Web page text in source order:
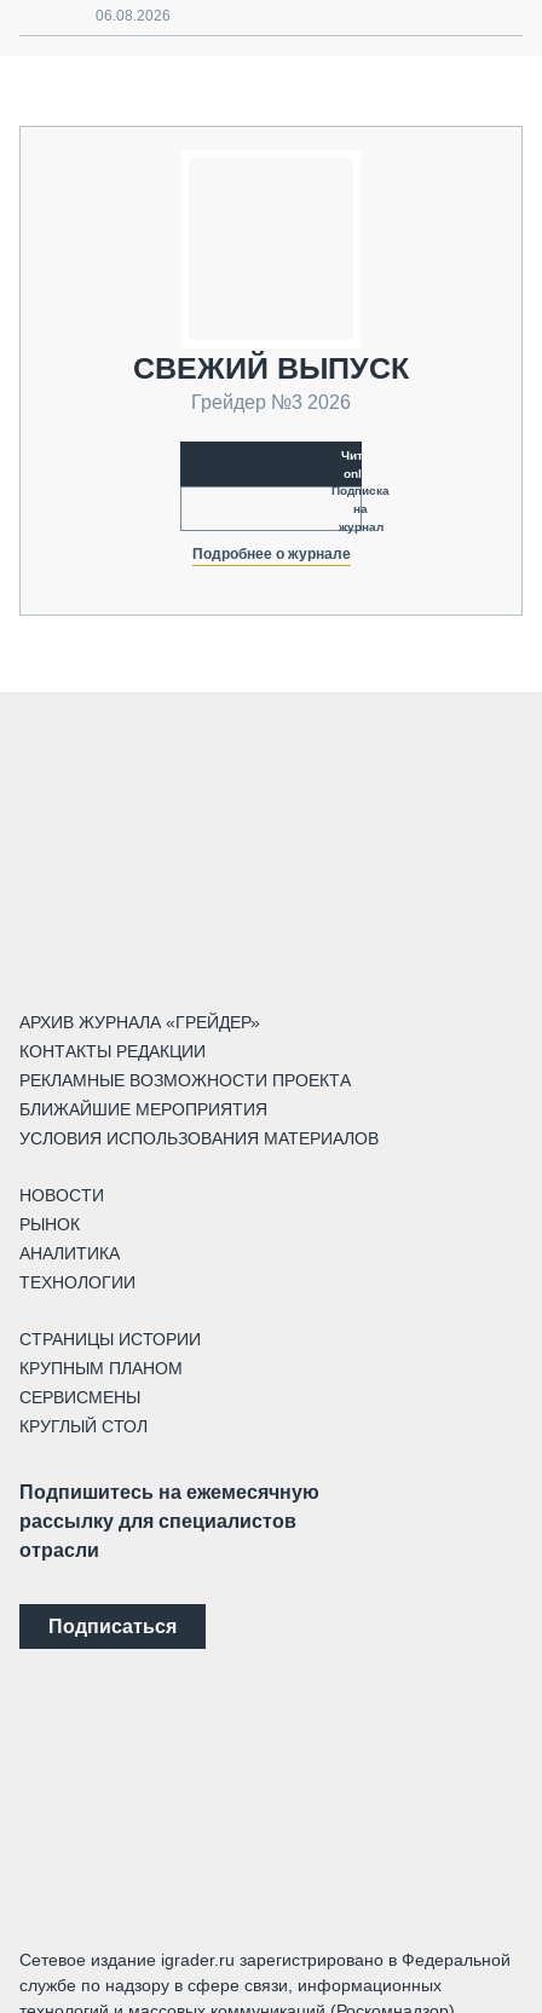
06.08.2026
СВЕЖИЙ ВЫПУСК
Грейдер №3 2026
Читать
online
Подписка
на
журнал
Подробнее о журнале
АРХИВ ЖУРНАЛА «ГРЕЙДЕР»
КОНТАКТЫ РЕДАКЦИИ
РЕКЛАМНЫЕ ВОЗМОЖНОСТИ ПРОЕКТА
БЛИЖАЙШИЕ МЕРОПРИЯТИЯ
УСЛОВИЯ ИСПОЛЬЗОВАНИЯ МАТЕРИАЛОВ
НОВОСТИ
РЫНОК
АНАЛИТИКА
ТЕХНОЛОГИИ
СТРАНИЦЫ ИСТОРИИ
КРУПНЫМ ПЛАНОМ
СЕРВИСМЕНЫ
КРУГЛЫЙ СТОЛ
Подпишитесь на ежемесячную
рассылку для специалистов
отрасли
Подписаться
Сетевое издание igrader.ru зарегистрировано в Федеральной
службе по надзору в сфере связи, информационных